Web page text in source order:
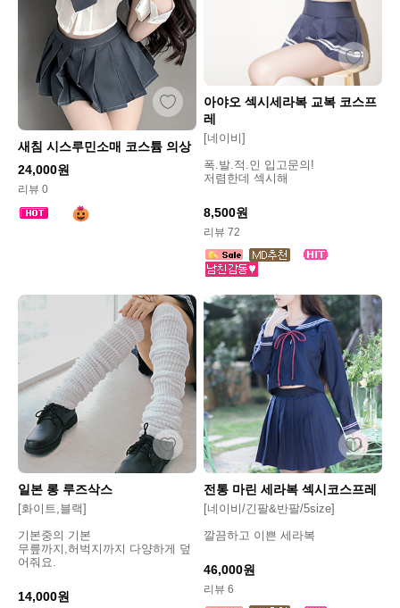
새침 시스루민소매 코스튬 의상
24,000원
리뷰 0
아야오 섹시세라복 교복 코스프
레
[네이비]
폭.발.적.인 입고문의!
저렴한데 섹시해
8,500원
리뷰 72
일본 롱 루즈삭스
[화이트,블랙]
기본중의 기본
무릎까지,허벅지까지 다양하게 덮
어줘요.
14,000원
전통 마린 세라복 섹시코스프레
[네이비/긴팔&반팔/5size]
깔끔하고 이쁜 세라복
46,000원
리뷰 6